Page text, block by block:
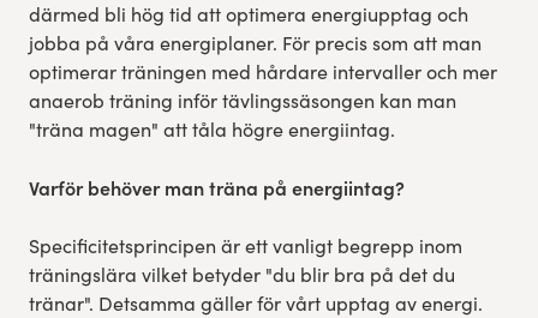
därmed bli hög tid att optimera energiupptag och
jobba på våra energiplaner. För precis som att man
optimerar träningen med hårdare intervaller och mer
anaerob träning inför tävlingssäsongen kan man
"träna magen" att tåla högre energiintag.
Varför behöver man träna på energiintag?
Specificitetsprincipen är ett vanligt begrepp inom
träningslära vilket betyder "du blir bra på det du
tränar". Detsamma gäller för vårt upptag av energi.